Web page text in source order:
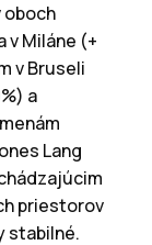
oboch
v Miláne (+
v Bruseli
a
Lang
priestorov
stabilné.